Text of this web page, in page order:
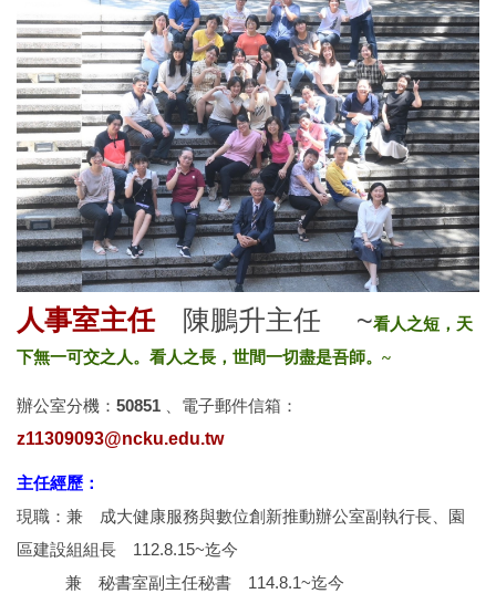
人事室主任 陳鵬升主任 ~看人之短，天
下無一可交之人。看人之長，世間一切盡是吾師。~
辦公室分機： 50851 、電子郵件信箱：
z11309093@ncku.edu.tw
主任經歷：
現職：兼 成大健康服務與數位創新推動辦公室副執行長、園
區建設組組長 112.8.15~迄今
兼 秘書室副主任秘書 114.8.1~迄今